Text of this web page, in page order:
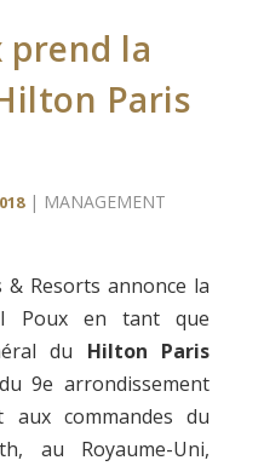
prend la
Paris
| MANAGEMENT
Resorts annonce la
Poux en tant que
du Hilton Paris
9e arrondissement
aux commandes du
au Royaume-Uni,